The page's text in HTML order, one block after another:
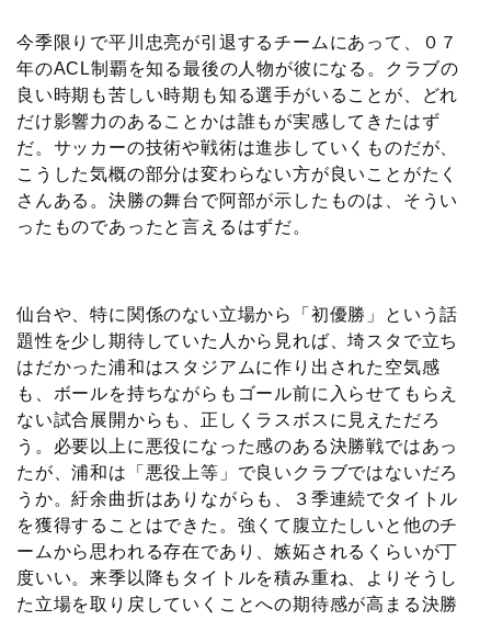
今季限りで平川忠亮が引退するチームにあって、０７
年のACL制覇を知る最後の人物が彼になる。クラブの
良い時期も苦しい時期も知る選手がいることが、どれ
だけ影響力のあることかは誰もが実感してきたはず
だ。サッカーの技術や戦術は進歩していくものだが、
こうした気概の部分は変わらない方が良いことがたく
さんある。決勝の舞台で阿部が示したものは、そうい
ったものであったと言えるはずだ。
仙台や、特に関係のない立場から「初優勝」という話
題性を少し期待していた人から見れば、埼スタで立ち
はだかった浦和はスタジアムに作り出された空気感
も、ボールを持ちながらもゴール前に入らせてもらえ
ない試合展開からも、正しくラスボスに見えただろ
う。必要以上に悪役になった感のある決勝戦ではあっ
たが、浦和は「悪役上等」で良いクラブではないだろ
うか。紆余曲折はありながらも、３季連続でタイトル
を獲得することはできた。強くて腹立たしいと他のチ
ームから思われる存在であり、嫉妬されるくらいが丁
度いい。来季以降もタイトルを積み重ね、よりそうし
た立場を取り戻していくことへの期待感が高まる決勝